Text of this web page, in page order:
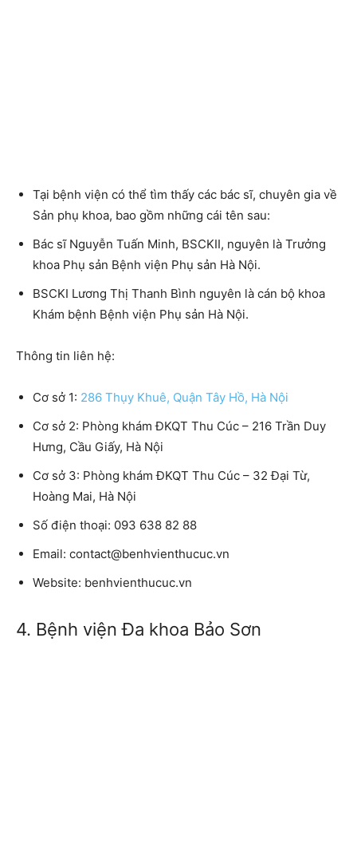
Tại bệnh viện có thể tìm thấy các bác sĩ, chuyên gia về
Sản phụ khoa, bao gồm những cái tên sau:
Bác sĩ Nguyễn Tuấn Minh, BSCKII, nguyên là Trưởng
khoa Phụ sản Bệnh viện Phụ sản Hà Nội.
BSCKI Lương Thị Thanh Bình nguyên là cán bộ khoa
Khám bệnh Bệnh viện Phụ sản Hà Nội.
Thông tin liên hệ:
Cơ sở 1: 286 Thụy Khuê, Quận Tây Hồ, Hà Nội
Cơ sở 2: Phòng khám ĐKQT Thu Cúc – 216 Trần Duy
Hưng, Cầu Giấy, Hà Nội
Cơ sở 3: Phòng khám ĐKQT Thu Cúc – 32 Đại Từ,
Hoàng Mai, Hà Nội
Số điện thoại: 093 638 82 88
Email: contact@benhvienthucuc.vn
Website: benhvienthucuc.vn
4. Bệnh viện Đa khoa Bảo Sơn